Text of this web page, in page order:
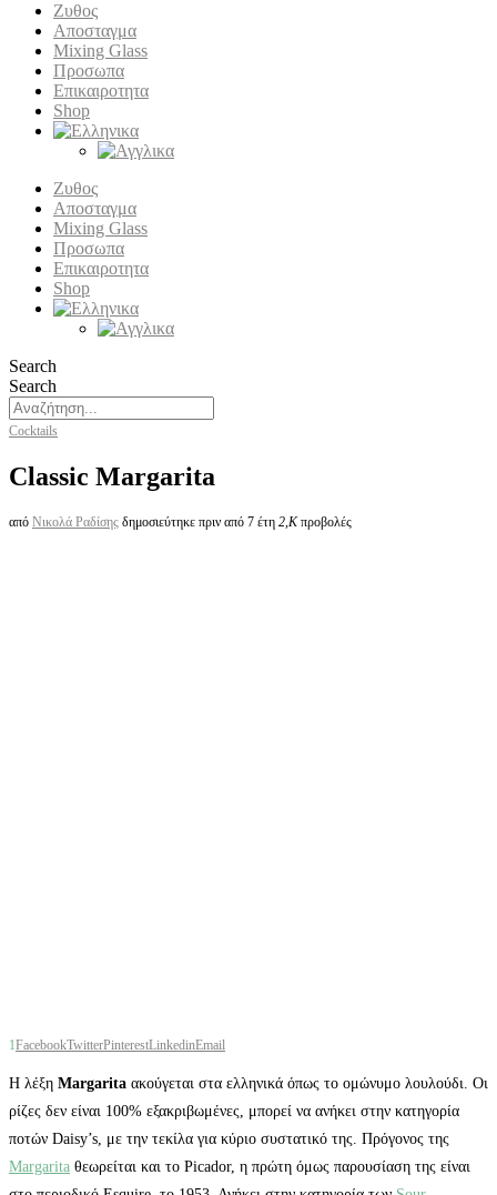
Ζυθος
Αποσταγμα
Mixing Glass
Προσωπα
Επικαιροτητα
Shop
Ζυθος
Αποσταγμα
Mixing Glass
Προσωπα
Επικαιροτητα
Shop
Search
Search
Cocktails
Classic Margarita
από Νικολά Ραδίσης δημοσιεύτηκε πριν από 7 έτη 2,Kπροβολές
1FacebookTwitterPinterestLinkedinEmail
Η λέξη Margarita ακούγεται στα ελληνικά όπως το ομώνυμο λουλούδι. Οι
ρίζες δεν είναι 100% εξακριβωμένες, μπορεί να ανήκει στην κατηγορία
ποτών Daisy’s, με την τεκίλα για κύριο συστατικό της. Πρόγονος της
Margarita θεωρείται και το Picador, η πρώτη όμως παρουσίαση της είναι